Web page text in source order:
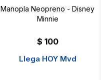
Manopla Neopreno - Disney
Minnie
$ 100
Llega HOY Mvd